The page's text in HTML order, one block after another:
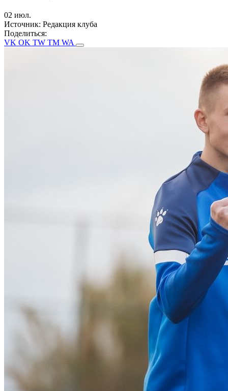
02 июл.
Источник: Редакция клуба
Поделиться:
VK OK TW TM WA